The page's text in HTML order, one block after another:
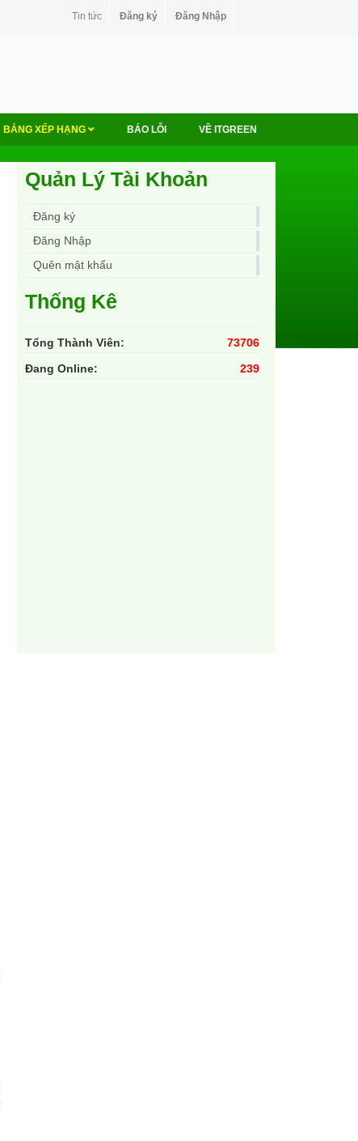
Tin tức Đăng ký Đăng Nhập
BẢNG XẾP HẠNG BÁO LỖI VỀ ITGREEN
Quản Lý Tài Khoản
Đăng ký
Đăng Nhập
Quên mật khẩu
Thống Kê
Tổng Thành Viên:
73706
Đang Online:
239